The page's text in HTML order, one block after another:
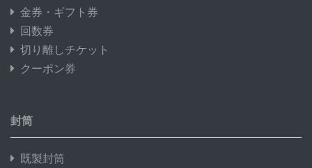
金券・ギフト券
回数券
切り離しチケット
クーポン券
封筒
既製封筒